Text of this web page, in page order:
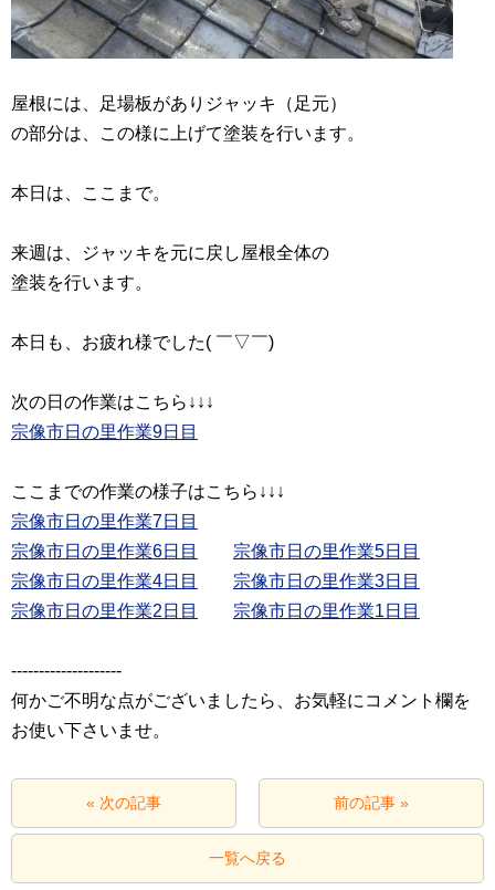
屋根には、足場板がありジャッキ（足元）
の部分は、この様に上げて塗装を行います。
本日は、ここまで。
来週は、ジャッキを元に戻し屋根全体の
塗装を行います。
本日も、お疲れ様でした( ￣▽￣)
宗像市日の里作業9日目
宗像市日の里作業7日目
宗像市日の里作業6日目
宗像市日の里作業4日目
宗像市日の里作業3日目
宗像市日の里作業2日目
宗像市日の里作業1日目
‐‐‐‐‐‐‐‐‐‐‐‐‐‐‐‐‐‐‐‐
何かご不明な点がございましたら、お気軽にコメント欄を
お使い下さいませ。
« 次の記事 前の記事 »
一覧へ戻る